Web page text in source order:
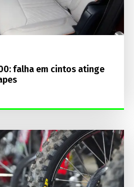
falha em cintos atinge